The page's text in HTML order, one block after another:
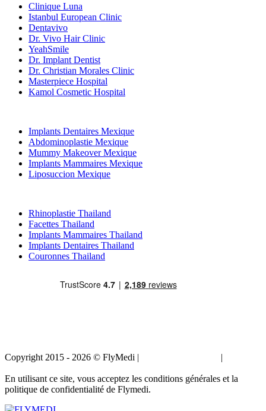
Clinique Luna
Istanbul European Clinic
Dentavivo
Dr. Vivo Hair Clinic
YeahSmile
Dr. Implant Dentist
Dr. Christian Morales Clinic
Masterpiece Hospital
Kamol Cosmetic Hospital
Implants Dentaires Mexique
Abdominoplastie Mexique
Mummy Makeover Mexique
Implants Mammaires Mexique
Liposuccion Mexique
Rhinoplastie Thailand
Facettes Thailand
Implants Mammaires Thailand
Implants Dentaires Thailand
Couronnes Thailand
Copyright 2015 - 2026 © FlyMedi | |
En utilisant ce site, vous acceptez les conditions générales et la
politique de confidentialité de Flymedi.